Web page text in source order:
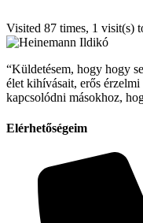
Visited 87 times, 1 visit(s)
“Küldetésem, hogy hogy
élet kihívásait, erős
kapcsolódni másokhoz,
Elérhetőségeim